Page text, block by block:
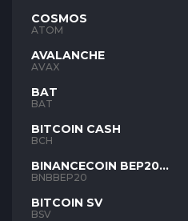
COSMOS
ATOM
AVALANCHE
AVAX
BAT
BAT
BITCOIN CASH
BCH
BINANCECOIN BEP20
BNB
BNBBEP20
BITCOIN SV
BSV